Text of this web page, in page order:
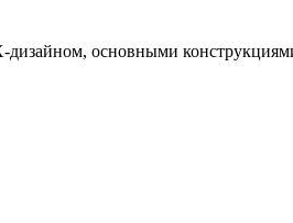
дизайном, основными